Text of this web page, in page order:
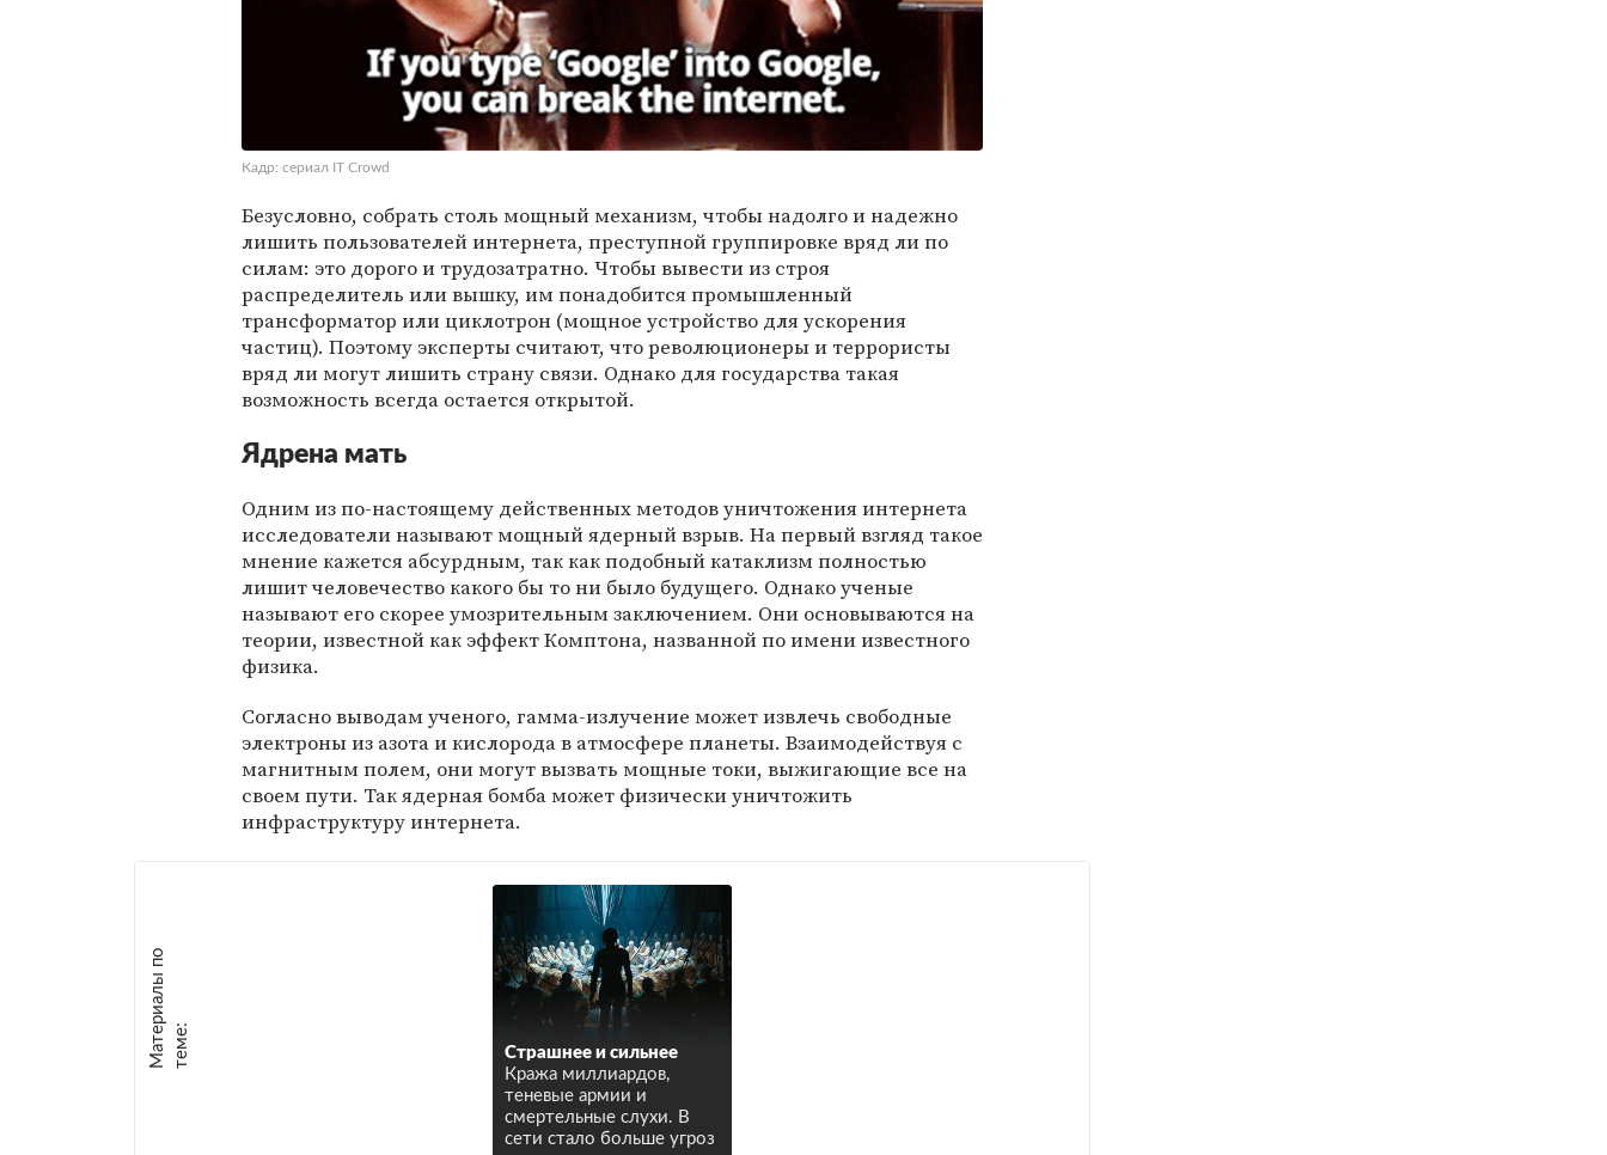
Кадр: сериал IT Crowd
Безусловно, собрать столь мощный механизм, чтобы надолго и надежно
лишить пользователей интернета, преступной группировке вряд ли по
силам: это дорого и трудозатратно. Чтобы вывести из строя
распределитель или вышку, им понадобится промышленный
трансформатор или циклотрон (мощное устройство для ускорения
частиц). Поэтому эксперты считают, что революционеры и террористы
вряд ли могут лишить страну связи. Однако для государства такая
возможность всегда остается открытой.
Ядрена мать
Одним из по-настоящему действенных методов уничтожения интернета
исследователи называют мощный ядерный взрыв. На первый взгляд такое
мнение кажется абсурдным, так как подобный катаклизм полностью
лишит человечество какого бы то ни было будущего. Однако ученые
называют его скорее умозрительным заключением. Они основываются на
теории, известной как эффект Комптона, названной по имени известного
физика.
Согласно выводам ученого, гамма-излучение может извлечь свободные
электроны из азота и кислорода в атмосфере планеты. Взаимодействуя с
магнитным полем, они могут вызвать мощные токи, выжигающие все на
своем пути. Так ядерная бомба может физически уничтожить
инфраструктуру интернета.
М
а
т е
р
и
а
л
ы
п
о
т
е
м
е :
Страшнее и сильнее
Кража миллиардов,
теневые армии и
смертельные слухи. В
сети стало больше угроз